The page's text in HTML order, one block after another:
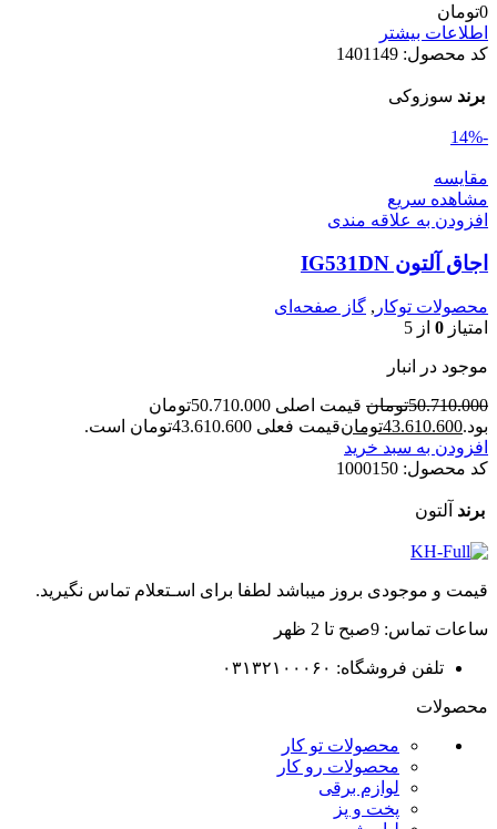
0تومان
اطلاعات بیشتر
کد محصول: 1401149
برند سوزوکی
-14%
مقایسه
مشاهده سریع
افزودن به علاقه مندی
اجاق آلتون IG531DN
محصولات توکار , گاز صفحه‌ای
امتیاز 0 از 5
موجود در انبار
50.710.000تومان
قیمت اصلی 50.710.000تومان
بود.43.610.600تومانقیمت فعلی 43.610.600تومان است.
افزودن به سبد خرید
کد محصول: 1000150
برند آلتون
قیمت و موجودی بروز میباشد لطفا برای اسـتعلام تماس نگیرید.
ساعات تماس: 9صبح تا 2 ظهر
تلفن فروشگاه: ۰۳۱۳۲۱۰۰۰۶۰
محصولات
محصولات تو کار
محصولات رو کار
لوازم برقی
پخت و پز